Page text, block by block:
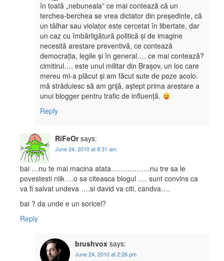
în toată „nebuneala” ce mai contează că un
terchea-berchea se vrea dictator din președinte, că
un tâlhar sau violator este cercetat în libertate, dar
un caz cu îmbârligătură politică și de imagine
necesită arestare preventivă, ce contează
democrația, legile și în general…. ce mai contează?
cimitirul…. este unul militar din Brașov, un loc care
mereu mi-a plăcut și am făcut sute de poze acolo.
mă străduiesc să am grijă, aștept prima arestare a
unui blogger pentru trafic de influență.
Reply
RiFeOr says:
June 24, 2010 at 8:31 am
bai …nu te mai macina atata……………..nu tre sa le
povestesti niik …o sa citeasca blogul …. sunt convins ca
va fi salvat undeva ….si david va citi, candva….
bai ? da unde e un soricel?
Reply
brushvox says:
June 24, 2010 at 2:26 pm